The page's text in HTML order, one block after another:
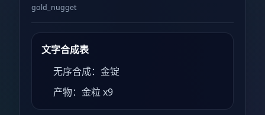
gold_nugget
文字合成表
无序合成：金锭
产物：金粒 x9